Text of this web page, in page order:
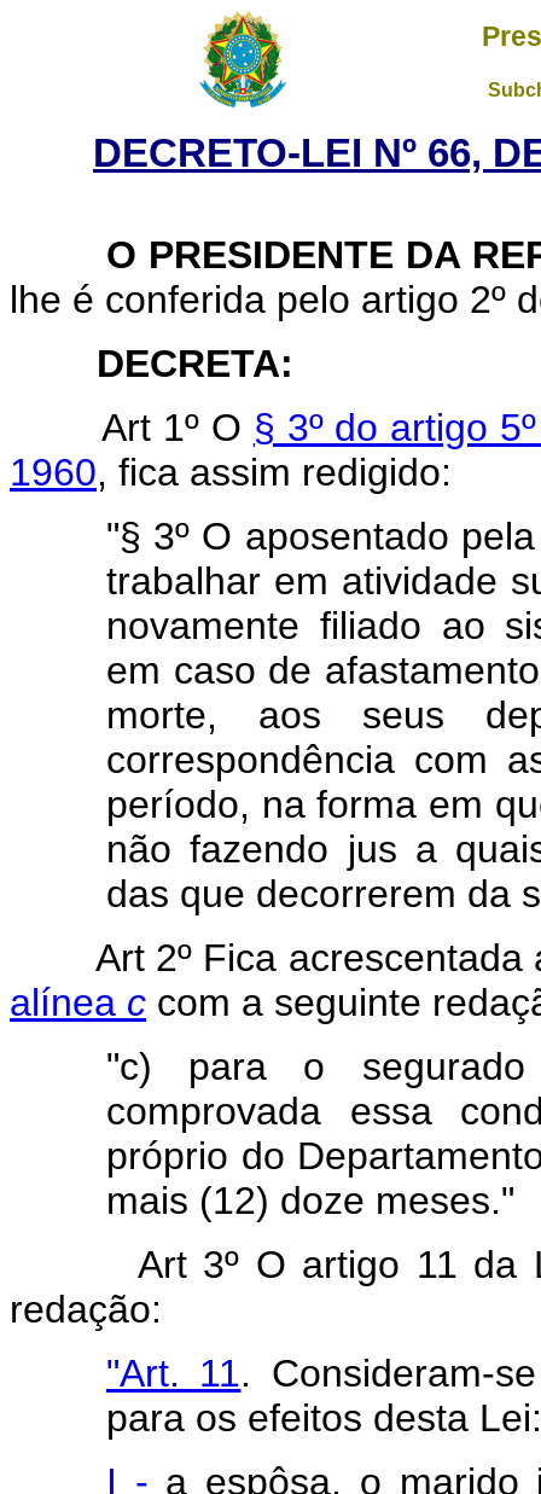
DECRETO-LEI Nº 66,
O PRESIDENTE DA
lhe é conferida pelo artigo 2º
DECRETA:
Art 1º O § 3º do artigo
1960, fica assim redigido:
"§ 3º O aposentado
trabalhar em atividade
novamente filiado ao
em caso de
morte, aos seus
correspondência com
período, na forma em
não fazendo jus a
das que decorrerem da
Art 2º Fica acrescentada
alínea c com a seguinte
"c) para o segurado
comprovada essa
próprio do
mais (12) doze meses."
Art 3º O artigo 11 da
redação:
"Art. 11. Consideram-
para os efeitos desta Lei:
I - a espôsa, o marido